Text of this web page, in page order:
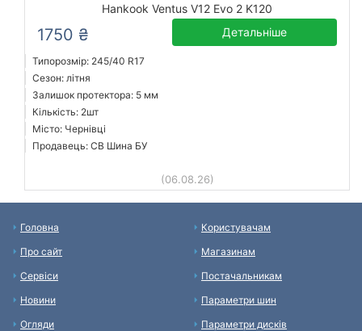
Hankook Ventus V12 Evo 2 K120
1750 ₴ Детальніше
Типорозмір: 245/40 R17
Сезон: літня
Залишок протектора: 5 мм
Кількість: 2шт
Місто: Чернівці
Продавець: СВ Шина БУ
(06.08.26)
Головна
Про сайт
Сервіси
Новини
Огляди
Користувачам
Магазинам
Постачальникам
Параметри шин
Параметри дисків